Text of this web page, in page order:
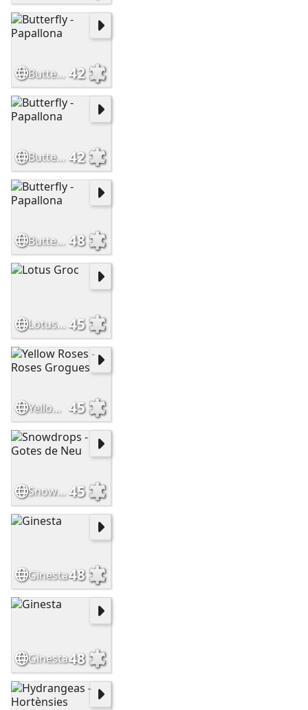
Butterfly - Papallona 42
Butterfly - Papallona 42
Butterfly - Papallona 48
Lotus Groc45
Yellow Roses - Roses Grogues 45
Snowdrops - Gotes de Neu45
Ginesta48
Ginesta48